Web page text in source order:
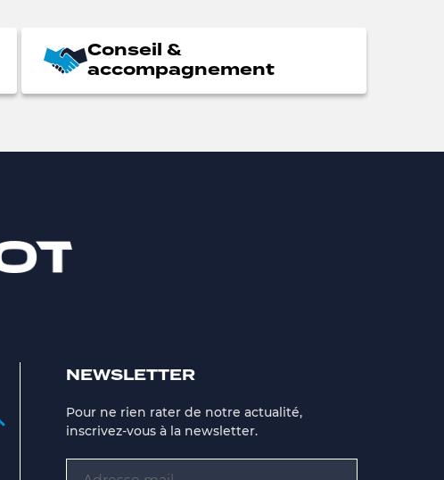
Conseil &
accompagnement
NEWSLETTER
Pour ne rien rater de notre actualité,
inscrivez-vous à la newsletter.